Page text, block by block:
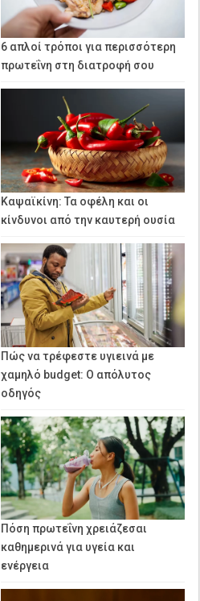
6 απλοί τρόποι για περισσότερη
πρωτεΐνη στη διατροφή σου
Καψαϊκίνη: Τα οφέλη και οι
κίνδυνοι από την καυτερή ουσία
Πώς να τρέφεστε υγιεινά με
χαμηλό budget: Ο απόλυτος
οδηγός
Πόση πρωτεΐνη χρειάζεσαι
καθημερινά για υγεία και
ενέργεια